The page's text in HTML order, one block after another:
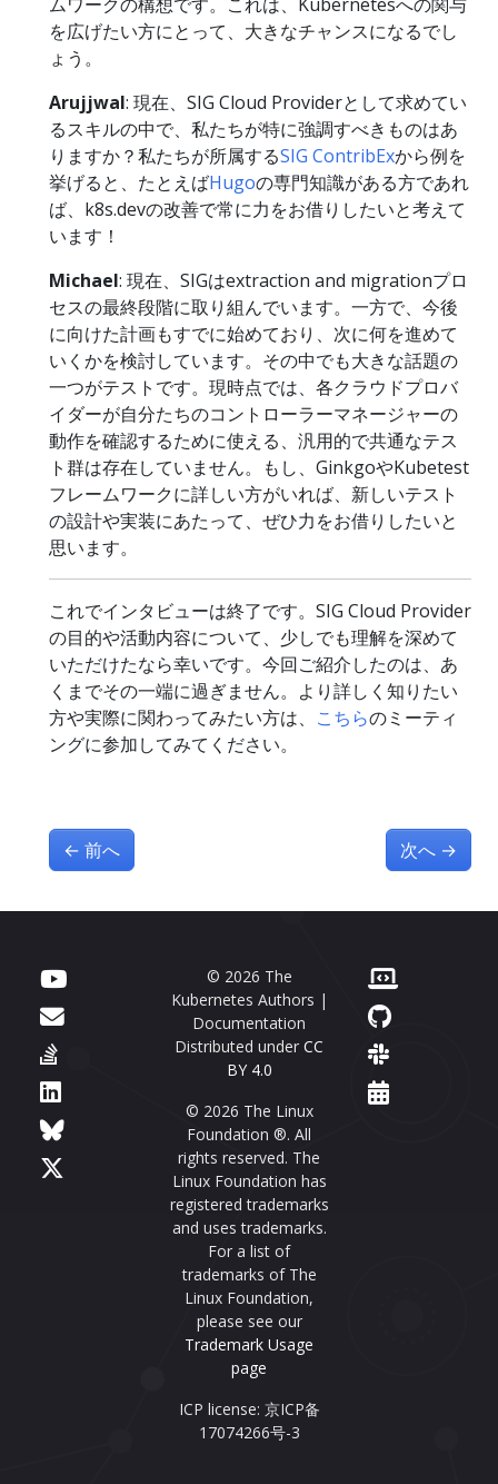
を広げたい方にとって、大きなチャンスになるでし
ょう。
Arujjwal: 現在、SIG Cloud Providerとして求めてい
るスキルの中で、私たちが特に強調すべきものはあ
りますか？私たちが所属するSIG ContribExから例を
挙げると、たとえばHugoの専門知識がある方であれ
ば、k8s.devの改善で常に力をお借りしたいと考えて
います！
Michael: 現在、SIGはextraction and migrationプロ
セスの最終段階に取り組んでいます。一方で、今後
に向けた計画もすでに始めており、次に何を進めて
いくかを検討しています。その中でも大きな話題の
一つがテストです。現時点では、各クラウドプロバ
イダーが自分たちのコントローラーマネージャーの
動作を確認するために使える、汎用的で共通なテス
ト群は存在していません。もし、GinkgoやKubetest
フレームワークに詳しい方がいれば、新しいテスト
の設計や実装にあたって、ぜひ力をお借りしたいと
思います。
これでインタビューは終了です。SIG Cloud Provider
の目的や活動内容について、少しでも理解を深めて
いただけたなら幸いです。今回ご紹介したのは、あ
くまでその一端に過ぎません。より詳しく知りたい
方や実際に関わってみたい方は、 こちらのミーティ
ングに参加してみてください。
← 前へ 次へ →
© 2026 The
Kubernetes Authors |
Documentation
Distributed under CC
BY 4.0
© 2026 The Linux
Foundation ®. All
rights reserved. The
Linux Foundation has
registered trademarks
and uses trademarks.
For a list of
trademarks of The
Linux Foundation,
please see our
Trademark Usage
page
ICP license: 京ICP备
17074266号-3